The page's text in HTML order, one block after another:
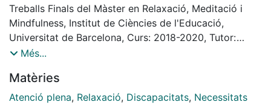
muestra. Para ello se utilizaron los siguientes
cuestionarios: Cuestionario de Ansiedad Estado-Rasgo
en Niños (STAIC), Mindful Attention Awareness Scale -
Adolescence (MAAS-A), Inventario de
para alumnos y profesionales. La investigación se llevó
a cabo con una muestra de 20 alumnos de escuela de
Treballs Finals del Màster en Relaxació, Meditació i
Mindfulness, Institut de Ciències de l'Educació,
Universitat de Barcelona, Curs: 2018-2020, Tutor:
Alberto Amunio
Més...
Matèries
Atenció plena, Relaxació, Discapacitats, Necessitats